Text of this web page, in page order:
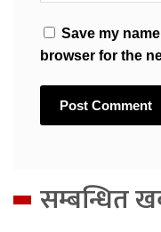
Save my
browser for the
सम्बन्धित